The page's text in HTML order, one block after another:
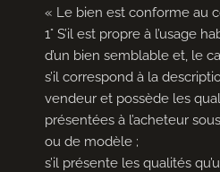
« Le bien est conforme au
1° S’il est propre à l’usage
d’un bien semblable et, le
s’il correspond à la
vendeur et possède les
présentées à l’acheteur
ou de modèle ;
s’il présente les qualités